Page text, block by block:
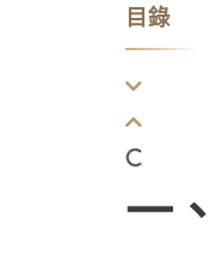
目錄
一